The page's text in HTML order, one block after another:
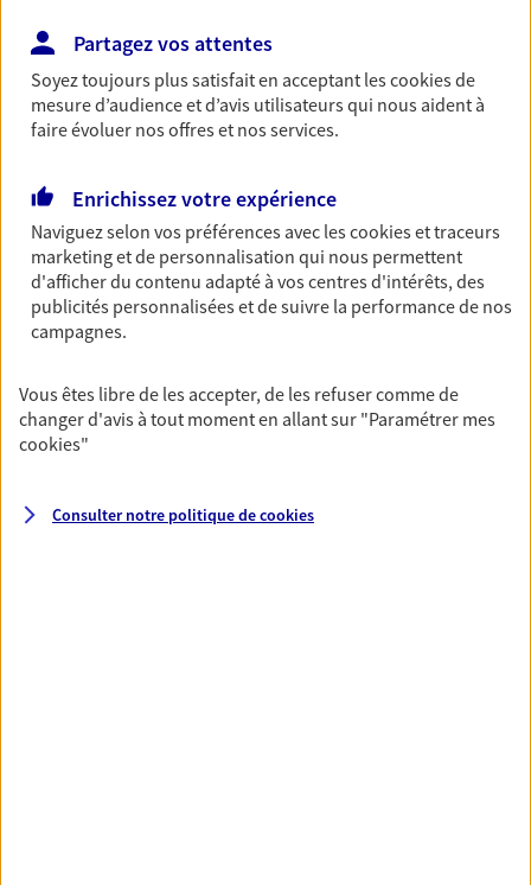
Achat immobilier, installation, départ à la retraite…
Autant de moments de vie qui nécessitent des solutions
d'assurance et d'épargne. Recevez un conseil d'expert
cohérent avec vos besoins
Vous aider à constituer une
épargne
De nombreuses solutions s'offrent à vous pour faire
fructifier votre épargne. Laquelle correspond à vos
objectifs ? Rien ne remplace les conseils d'un expert :
Vous protéger et protéger vos
Avec nos solutions de prévoyance, sécurisez vos
Partagez vos attentes
Soyez toujours plus satisfait en acceptant lescookiesde
mesure d’audience et d’avis utilisateurs qui nous aident à
faire évoluer nos offres et nos services.
Enrichissez votre expérience
Naviguez selon vos préférences avec lescookies et traceurs
marketing et de personnalisation qui nous permettent
d'afficher du contenu adapté à vos centres d'intérêts, des
publicités personnalisées et de suivre la performance de nos
campagnes.
Vous êtes libre de les accepter, de les refuser comme de
changer d'avis à tout moment en allant sur "Paramétrer mes
cookies"
Consulter notre politique decookies